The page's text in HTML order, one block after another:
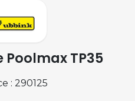
TP35
: 290125